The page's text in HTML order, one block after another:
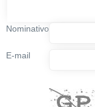
Nominativo
E-mail